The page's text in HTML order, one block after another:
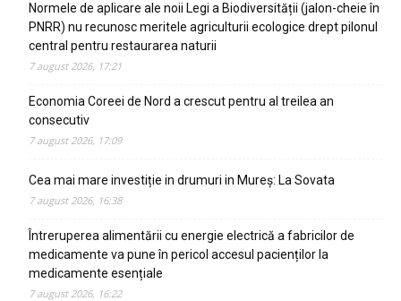
Normele de aplicare ale noii Legi a Biodiversității (jalon-cheie în
PNRR) nu recunosc meritele agriculturii ecologice drept pilonul
central pentru restaurarea naturii
7 august 2026, 17:21
Economia Coreei de Nord a crescut pentru al treilea an
consecutiv
7 august 2026, 17:09
Cea mai mare investiție in drumuri in Mureș: La Sovata
7 august 2026, 16:38
Întreruperea alimentării cu energie electrică a fabricilor de
medicamente va pune în pericol accesul pacienților la
medicamente esențiale
7 august 2026, 16:22